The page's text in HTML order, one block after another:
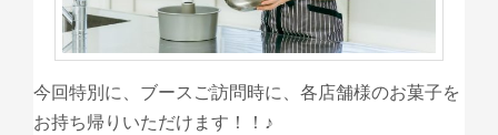
今回特別に、ブースご訪問時に、各店舗様のお菓子を
お持ち帰りいただけます！！♪